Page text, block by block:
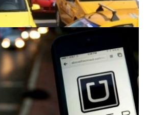
PUBLICĂ GRATUIT ANUNȚUL
TĂU!